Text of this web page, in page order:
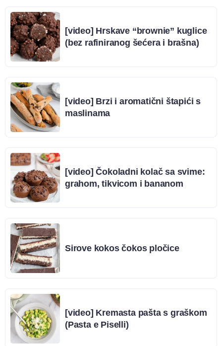
[video] Hrskave “brownie” kuglice
(bez rafiniranog šećera i brašna)
[video] Brzi i aromatični štapići s
maslinama
[video] Čokoladni kolač sa svime:
grahom, tikvicom i bananom
Sirove kokos čokos pločice
[video] Kremasta pašta s graškom
(Pasta e Piselli)